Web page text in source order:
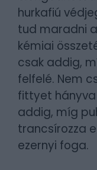
hurkafiú
tud maradni
kémiai
csak addig,
felfelé. Nem
fittyet
addig, míg
trancsírozza
ezernyi foga.